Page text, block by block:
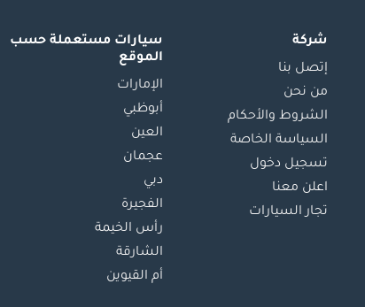
شركة
إتصل بنا
من نحن
الشروط والأحكام
السياسة الخاصة
تسجيل دخول
اعلن معنا
تجار السيارات
سيارات مستعملة حسب
الموقع
الإمارات
أبوظبي
العين
عجمان
دبي
الفجيرة
رأس الخيمة
الشارقة
أم القيوين